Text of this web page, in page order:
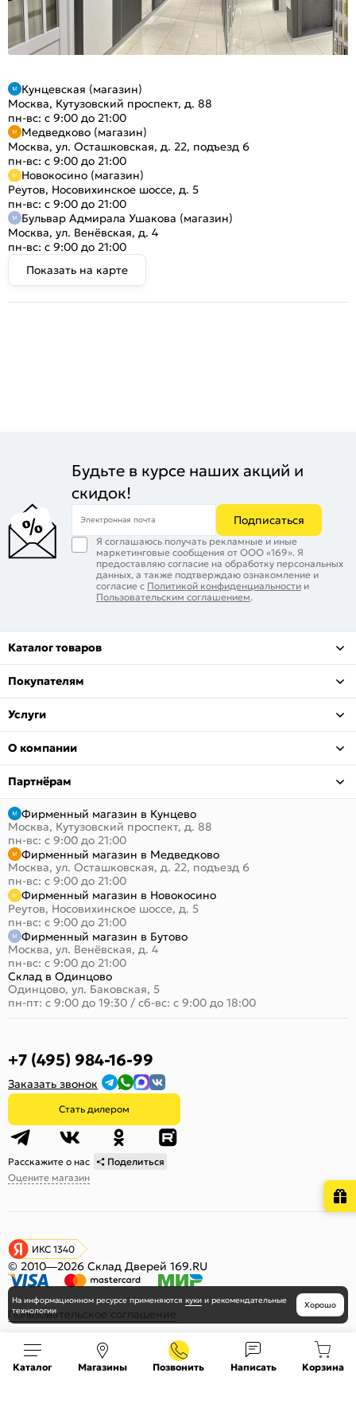
Кунцевская (магазин)
Москва, Кутузовский проспект, д. 88
пн-вс: с 9:00 до 21:00
Медведково (магазин)
Москва, ул. Осташковская, д. 22, подъезд 6
пн-вс: с 9:00 до 21:00
Новокосино (магазин)
Реутов, Носовихинское шоссе, д. 5
пн-вс: с 9:00 до 21:00
Бульвар Адмирала Ушакова (магазин)
Москва, ул. Венёвская, д. 4
пн-вс: с 9:00 до 21:00
Показать на карте
Будьте в курсе наших акций и
скидок!
Электронная почта Подписаться
Я соглашаюсь получать рекламные и иные
маркетинговые сообщения от ООО «169». Я
предоставляю согласие на обработку персональных
данных, а также подтверждаю ознакомление и
согласие с Политикой конфиденциальности и
Пользовательским соглашением.
Каталог товаров
Покупателям
Услуги
О компании
Партнёрам
Фирменный магазин в Кунцево
Москва, Кутузовский проспект, д. 88
пн-вс: с 9:00 до 21:00
Фирменный магазин в Медведково
Москва, ул. Осташковская, д. 22, подъезд 6
пн-вс: с 9:00 до 21:00
Фирменный магазин в Новокосино
Реутов, Носовихинское шоссе, д. 5
пн-вс: с 9:00 до 21:00
Фирменный магазин в Бутово
Москва, ул. Венёвская, д. 4
пн-вс: с 9:00 до 21:00
Склад в Одинцово
Одинцово, ул. Баковская, 5
пн-пт: с 9:00 до 19:30 / сб-вс: с 9:00 до 18:00
+7 (495) 984-16-99
Заказать звонок
Стать дилером
Расскажите о нас
Поделиться
Оцените магазин
ИКС 1340
© 2010—2026 Склад Дверей 169.RU
Пользовательское соглашение
Политика обработки персональных данных
Карта сайта
Каталог Магазины Позвонить Написать Корзина
На информационном ресурсе применяются куки и рекомендательные
технологии
Хорошо